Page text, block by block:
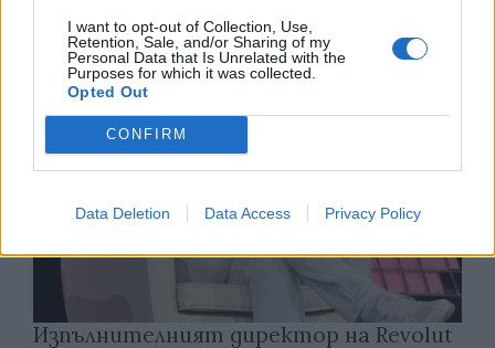
I want to opt-out of Collection, Use,
Retention, Sale, and/or Sharing of my
Personal Data that Is Unrelated with the
Purposes for which it was collected.
Opted Out
CONFIRM
Data Deletion Data Access Privacy Policy
Изпълнителният директор на Revolut